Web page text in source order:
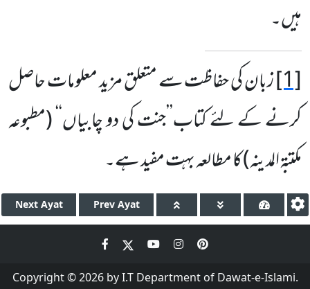
ہیں۔
[1]زبان کی حفاظت سے متعلق مزید معلومات حاصل
کرنے کے لئے کتاب’’جنت کی دو چابیاں‘‘ (مطبوعہ
مکتبۃ المدینہ) کا مطالعہ بہت مفید ہے۔
Next Ayat Prev Ayat
Copyright © 2026 by I.T Department of Dawat-e-Islami.